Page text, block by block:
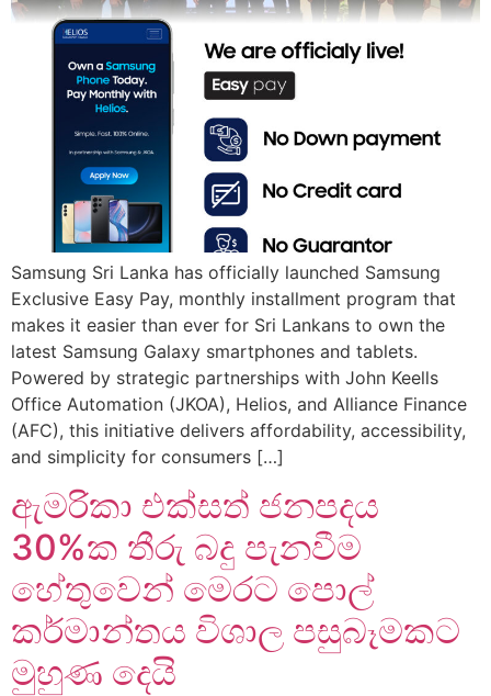
Samsung Sri Lanka has officially launched Samsung
Exclusive Easy Pay, monthly installment program that
makes it easier than ever for Sri Lankans to own the
latest Samsung Galaxy smartphones and tablets.
Powered by strategic partnerships with John Keells
Office Automation (JKOA), Helios, and Alliance Finance
(AFC), this initiative delivers affordability, accessibility,
and simplicity for consumers […]
ඇමරිකා එක්සත් ජනපදය
30%ක තීරු බදු පැනවීම
හේතුවෙන් මෙරට පොල්
කර්මාන්තය විශාල පසුබෑමකට
මුහුණ දෙයි